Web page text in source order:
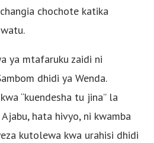
chochote katika
ya mtafaruku zaidi ni
dhidi ya Wenda.
“kuendesha tu jina” la
hata hivyo, ni kwamba
kutolewa kwa urahisi dhidi